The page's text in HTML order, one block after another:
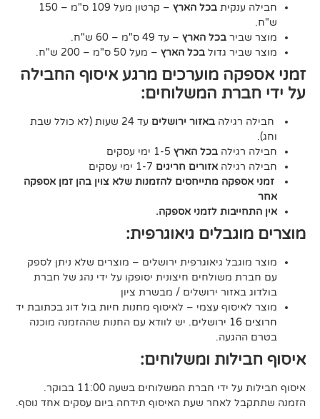
בכל הארץ – קרטון מעל 109 ס"מ – 150
בכל הארץ– עד 49 ס"מ – 60 ש"ח.
גדול
בכל הארץ– מעל 50 ס"מ – 200 ש"ח.
מוערכים מרגע איסוף החבילה
המשלוחים:
באזור ירושלים עד 24 שעות (לא כולל שבת
בכל הארץ1-5 ימי עסקים
אזורים חריגים1-7 ימי עסקים
מתייחסים להזמנות שלא צוין בהן זמן אספקה
לזמני אספקה.
גיאוגרפית:
גיאוגרפית ירושלים – מוצרים שלא ניתן לספק
חיצונית יסופקו על ידי נהג של חברת
ירושלים / מבשרת ציון
עצמי – לאיסוףמחנות חיות בול דוג בכתובת יד
. יש לוודא עם החנות שההזמנה מוכנה
ומשלוחים:
חברת המשלוחים בשעה 11:00 בבוקר.
לאחר שעת האיסוף תידחה ביום עסקים אחד נוסף.